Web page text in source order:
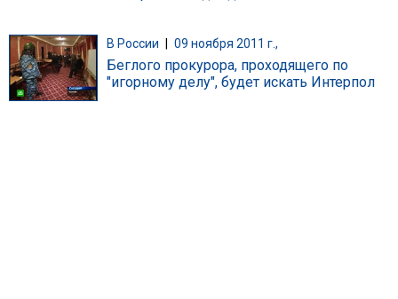
В России 09 ноября 2011 г.,
Беглого прокурора, проходящего по
"игорному делу", будет искать Интерпол